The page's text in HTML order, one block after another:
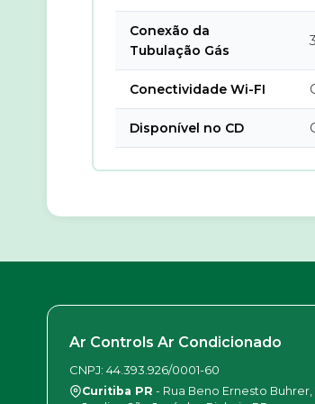
Conexão da
Tubulação Gás
Conectividade Wi-FI
Disponível no CD
Ar Controls Ar Condicionado
CNPJ: 44.393.926/0001-60
Curitiba PR - Rua Beno Ernesto Buhrer,